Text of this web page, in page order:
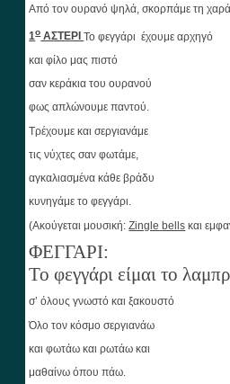
Από τον ουρανό ψηλά, σκορπάμε τη χαρά
1οΑΣΤΕΡΙΤο φεγγάρι έχουμε αρχηγό
και φίλο μας πιστό
σαν κεράκια του ουρανού
φως απλώνουμε παντού.
Τρέχουμε και σεργιανάμε
τις νύχτες σαν φωτάμε,
αγκαλιασμένα κάθε βράδυ
κυνηγάμε το φεγγάρι.
(Ακούγεται μουσική:Zingle bells και
ΦΕΓΓΑΡΙ:
Το φεγγάρι είμαι το
σ’ όλους γνωστό και ξακουστό
Όλο τον κόσμο σεργιανάω
και φωτάω και ρωτάω και
μαθαίνω όπου πάω.